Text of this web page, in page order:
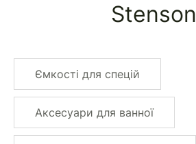
Stenson
Ємкості для спецій
Аксесуари для ванної